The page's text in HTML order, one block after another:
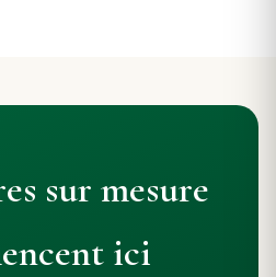
sur mesure
ici